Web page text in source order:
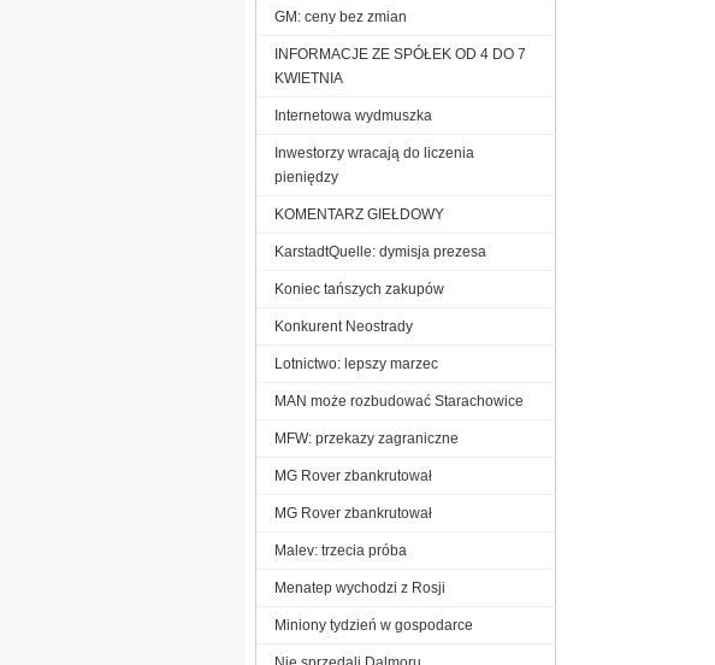
GM: ceny bez zmian
INFORMACJE ZE SPÓŁEK OD 4 DO 7
KWIETNIA
Internetowa wydmuszka
Inwestorzy wracają do liczenia
pieniędzy
KOMENTARZ GIEŁDOWY
KarstadtQuelle: dymisja prezesa
Koniec tańszych zakupów
Konkurent Neostrady
Lotnictwo: lepszy marzec
MAN może rozbudować Starachowice
MFW: przekazy zagraniczne
MG Rover zbankrutował
MG Rover zbankrutował
Malev: trzecia próba
Menatep wychodzi z Rosji
Miniony tydzień w gospodarce